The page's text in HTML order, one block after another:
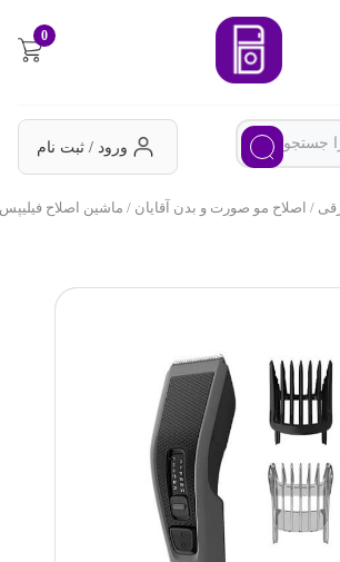
ورود / ثبت نام
/اصلاح مو صورت و بدن آقایان/ ماشین اصلاح فیلیپس